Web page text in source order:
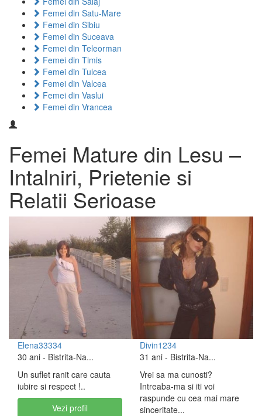
Femei din Satu-Mare
Femei din Sibiu
Femei din Suceava
Femei din Teleorman
Femei din Timis
Femei din Tulcea
Femei din Valcea
Femei din Vaslui
Femei din Vrancea
Femei Mature din Lesu –
Intalniri, Prietenie si
Relatii Serioase
Elena33334
30 ani - Bistrita-Na...
Un suflet ranit care cauta
iubire si respect !..
Vezi profil
Divin1234
31 ani - Bistrita-Na...
Vrei sa ma cunosti?
Intreaba-ma si iti voi
raspunde cu cea mai mare
sinceritate...